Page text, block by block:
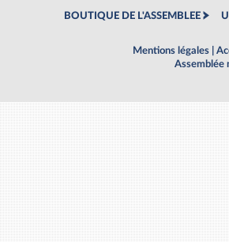
BOUTIQUE DE L'ASSEMBLEE
Mentions légales
Assemblée